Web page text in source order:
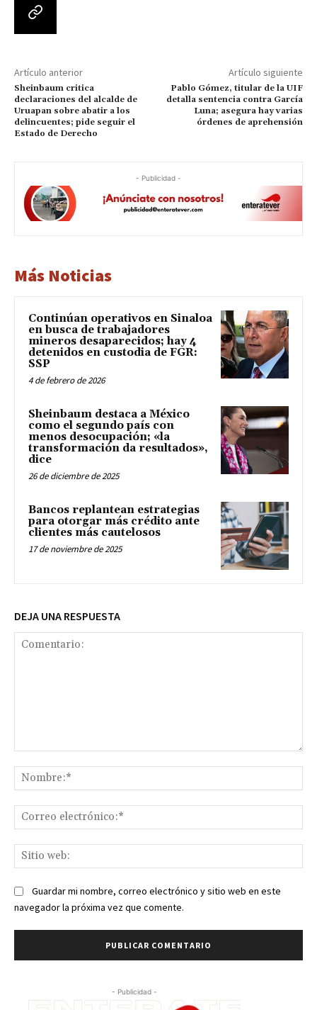
Artículo anterior
Sheinbaum critica
declaraciones del alcalde de
Uruapan sobre abatir a los
delincuentes; pide seguir el
Estado de Derecho
Artículo siguiente
Pablo Gómez, titular de la UIF
detalla sentencia contra García
Luna; asegura hay varias
órdenes de aprehensión
- Publicidad -
Más Noticias
Continúan operativos en Sinaloa
en busca de trabajadores
mineros desaparecidos; hay 4
detenidos en custodia de FGR:
SSP
4 de febrero de 2026
Sheinbaum destaca a México
como el segundo país con
menos desocupación; «la
transformación da resultados»,
dice
26 de diciembre de 2025
Bancos replantean estrategias
para otorgar más crédito ante
clientes más cautelosos
17 de noviembre de 2025
DEJA UNA RESPUESTA
Guardar mi nombre, correo electrónico y sitio web en este
navegador la próxima vez que comente.
- Publicidad -